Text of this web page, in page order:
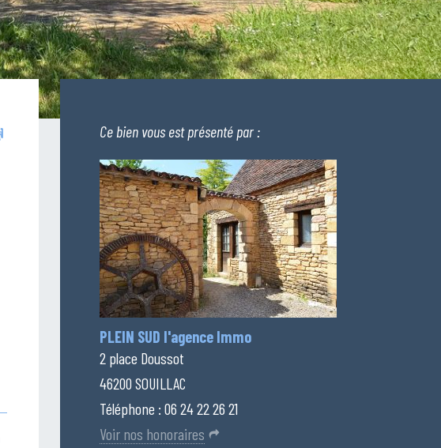
Ce bien vous est présenté par :
PLEIN SUD l'agence Immo
2 place Doussot
46200 SOUILLAC
Téléphone : 06 24 22 26 21
Voir nos honoraires